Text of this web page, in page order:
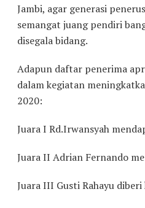
Jambi, agar generasi
semangat juang pendiri
disegala bidang.
Adapun daftar penerima
dalam kegiatan
2020:
Juara I Rd.Irwansyah
Juara II Adrian Fernando
Juara III Gusti Rahayu diberi